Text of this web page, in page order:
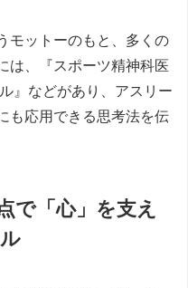
モットーのもと、多くの
は、『スポーツ精神科医
』などがあり、アスリー
も応用できる思考法を伝
で「心」を支え